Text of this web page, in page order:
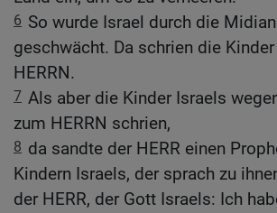
6 So wurde Israel durch die
geschwächt. Da schrien die
HERRN.
7 Als aber die Kinder Israels
zum HERRN schrien,
8 da sandte der HERR einen
Kindern Israels, der sprach zu
der HERR, der Gott Israels: Ich